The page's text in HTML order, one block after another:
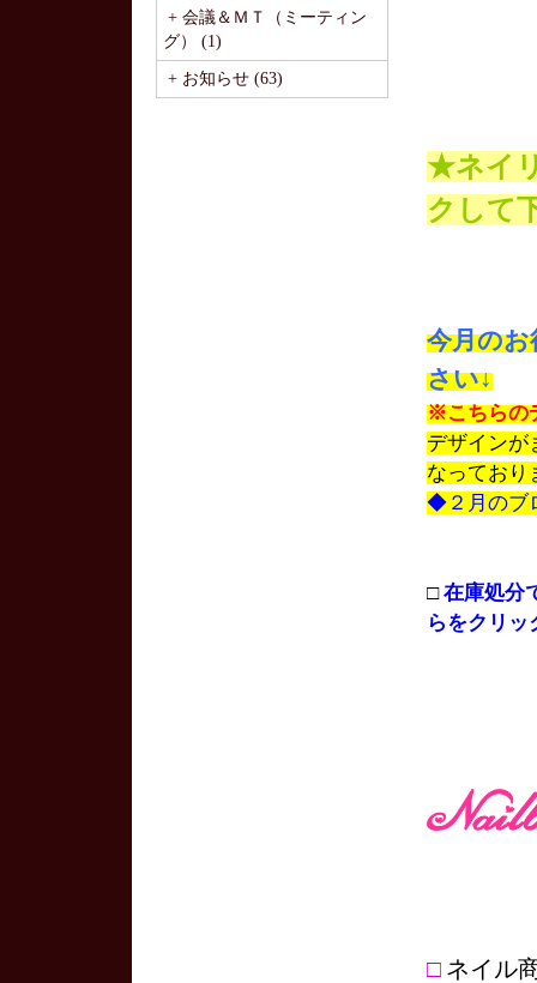
+ 会議＆ＭＴ（ミーティン
グ） (1)
+ お知らせ (63)
★ネイ
クして
今月の
さい↓
※こちらの
デザインが
なっており
◆２月のブ
□ 在庫処分
らをクリッ
□ ネイル